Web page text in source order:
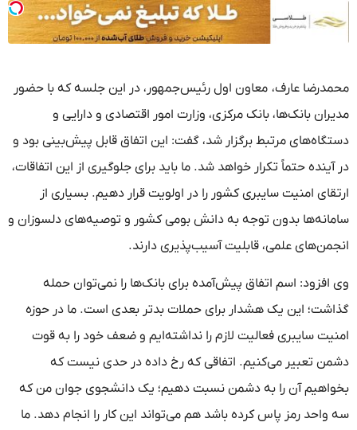
محمدرضا عارف، معاون اول رئیس‌جمهور، در این جلسه که با حضور
مدیران بانک‌ها، بانک مرکزی، وزارت امور اقتصادی و دارایی و
دستگاه‌های مرتبط برگزار شد، گفت: این اتفاق قابل پیش‌بینی بود و
در آینده حتماً تکرار خواهد شد. ما باید برای جلوگیری از این اتفاقات،
ارتقای امنیت سایبری کشور را در اولویت قرار دهیم. بسیاری از
سامانه‌ها بدون توجه به دانش بومی کشور و توصیه‌های دلسوزان و
انجمن‌های علمی، قابلیت آسیب‌پذیری دارند.
وی افزود: اسم اتفاق پیش‌آمده برای بانک‌ها را نمی‌توان حمله
گذاشت؛ این یک هشدار برای حملات بدتر بعدی است. ما در حوزه
امنیت سایبری فعالیت لازم را نداشته‌ایم و ضعف خود را به قوت
دشمن تعبیر می‌کنیم. اتفاقی که رخ داده در حدی نیست که
بخواهیم آن را به دشمن نسبت دهیم؛ یک دانشجوی جوان من که
سه واحد رمز پاس کرده باشد هم می‌تواند این کار را انجام دهد. ما